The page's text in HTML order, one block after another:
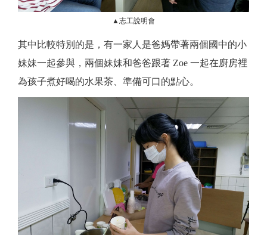
▲志工說明會
其中比較特別的是，有一家人是爸媽帶著兩個國中的小
妹妹一起參與，兩個妹妹和爸爸跟著 Zoe 一起在廚房裡
為孩子煮好喝的水果茶、準備可口的點心。